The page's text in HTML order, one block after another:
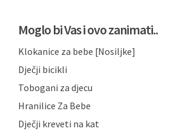
možete pročitati ovdje,
primjenu odgovarajućih
privatnost svojih
podataka te omogućava
trećim osobama samo u
možete u svako doba, u
dane privole i zatražiti
Moglo bi Vas i ovo zanimati..
Klokanice za bebe [Nosiljke]
Dječji bicikli
Tobogani za djecu
Hranilice Za Bebe
Dječji kreveti na kat